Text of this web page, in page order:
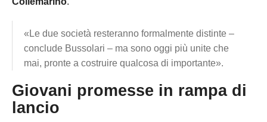
«Le due società resteranno formalmente distinte –
conclude Bussolari – ma sono oggi più unite che
mai, pronte a costruire qualcosa di importante».
Giovani promesse in rampa di
lancio